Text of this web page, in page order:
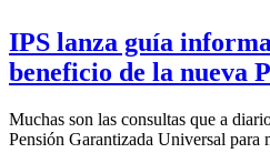
IPS lanza guía
beneficio de la nueva
Muchas son las consultas que a
Pensión Garantizada Universal para